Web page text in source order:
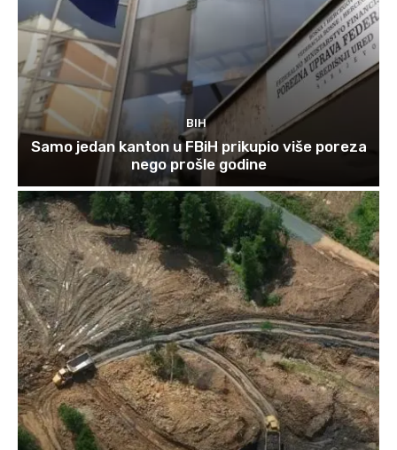
BIH
Samo jedan kanton u FBiH prikupio više poreza
nego prošle godine